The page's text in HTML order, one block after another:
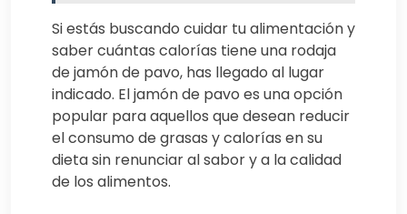
Si estás buscando cuidar tu alimentación y
saber cuántas calorías tiene una rodaja
de jamón de pavo, has llegado al lugar
indicado. El jamón de pavo es una opción
popular para aquellos que desean reducir
el consumo de grasas y calorías en su
dieta sin renunciar al sabor y a la calidad
de los alimentos.